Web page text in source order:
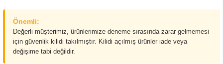
Önemli:
Değerli müşterimiz, ürünlerimize deneme sırasında zarar gelmemesi
için güvenlik kilidi takılmıştır. Kilidi açılmış ürünler iade veya
değişime tabi değildir.